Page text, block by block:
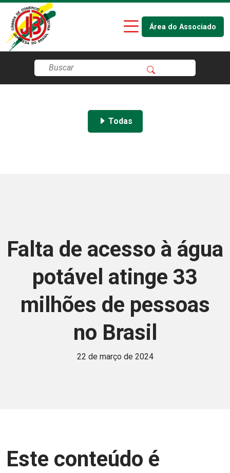
Área do Associado
Todas
Falta de acesso à água
potável atinge 33
milhões de pessoas
no Brasil
22 de março de 2024
Este conteúdo é